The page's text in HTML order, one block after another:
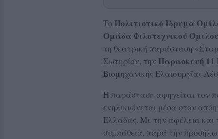
Το Πολιτιστικό Ίδρυμα
Ομάδα Φιλοτεχνικού
τη θεατρική παράσταση
Σωτηρίου, την Παρασκευή 11
Βιομηχανικής Ελαιουργίας
Η παράσταση αφηγείται τον
ενηλικιώνεται μέσα στον
Ελλάδας. Με την αφέλεια και
συμπάθεια, παρά την